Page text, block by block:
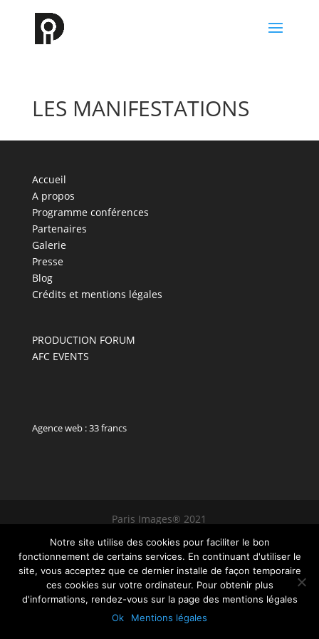
LES MANIFESTATIONS
Accueil
A propos
Programme conférences
Partenaires
Galerie
Presse
Blog
Crédits et mentions légales
PRODUCTION FORUM
AFC EVENTS
Agence web : 33 francs
Paris Images® 2021
Notre site utilise des cookies pour faciliter le bon
fonctionnement de certains services. En continuant d'utiliser le
site, vous acceptez que ce dernier installe de façon temporaire
ces cookies sur votre ordinateur. Pour obtenir plus
d'informations, rendez-vous sur la page des mentions légales
Ok
Mentions légales